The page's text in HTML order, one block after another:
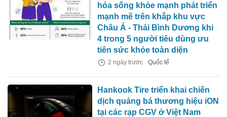
hóa sống khỏe mạnh phát triển
mạnh mẽ trên khắp khu vực
Châu Á - Thái Bình Dương khi
4 trong 5 người tiêu dùng ưu
tiên sức khỏe toàn diện
2 ngày trước Quốc tế
Hankook Tire triển khai chiến
dịch quảng bá thương hiệu iON
tại các rạp CGV ở Việt Nam